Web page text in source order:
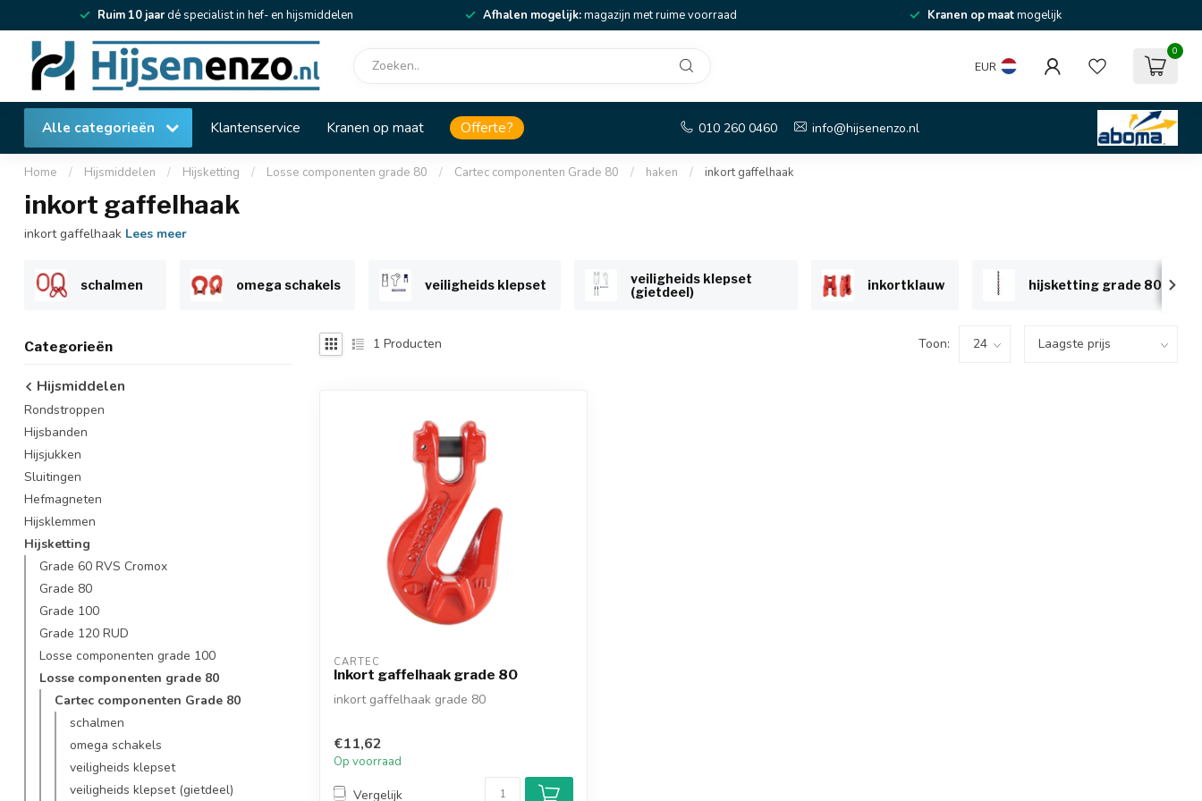
Ruim 10 jaardé specialist in hef- en hijsmiddelen Afhalen mogelijk:magazijn met ruime voorraad Kranen op maatmogelijk
EUR
0
Alle categorieën Klantenservice Kranen op maat Offerte? 010 260 0460 info@hijsenenzo.nl
Home / Hijsmiddelen / Hijsketting / Losse componenten grade 80 / Cartec componenten Grade 80 / haken / inkort gaffelhaak
inkort gaffelhaak
inkort gaffelhaak Lees meer
schalmen omega schakels veiligheids klepset
veiligheids klepset
(gietdeel)
inkortklauw hijsketting grade 80
Categorieën
Hijsmiddelen
Rondstroppen
Hijsbanden
Hijsjukken
Sluitingen
Hefmagneten
Hijsklemmen
Hijsketting
Grade 60 RVS Cromox
Grade 80
Grade 100
Grade 120 RUD
Losse componenten grade 100
Losse componenten grade 80
Cartec componenten Grade 80
schalmen
omega schakels
veiligheids klepset
veiligheids klepset (gietdeel)
1 Producten Toon:
CARTEC
Inkort gaffelhaak grade 80
inkort gaffelhaak grade 80
€11,62
Op voorraad
Vergelijk